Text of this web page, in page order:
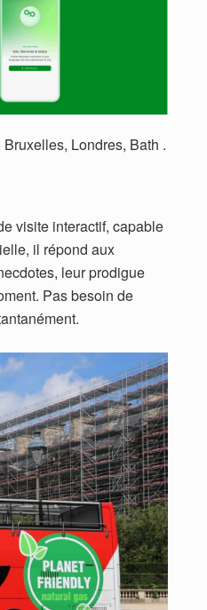
Londres, Bath .
visite interactif, capable
il répond aux
leur prodigue
Pas besoin de